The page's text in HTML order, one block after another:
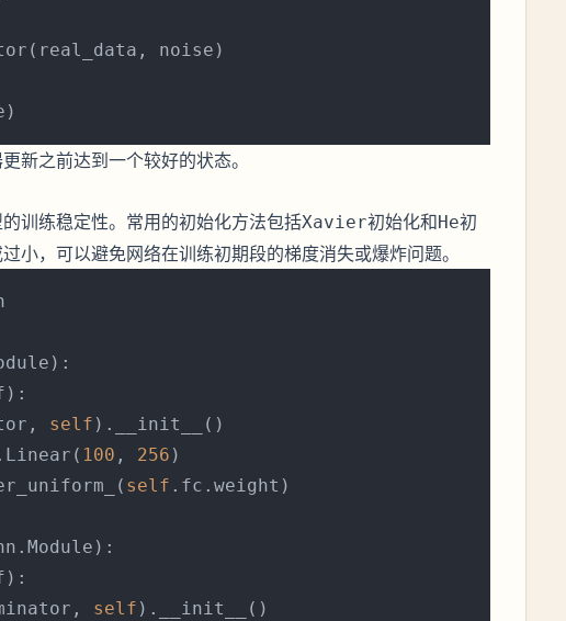
新之前达到一个较好的状态。
训练稳定性。常用的初始化方法包括Xavier初始化和He初
小，可以避免网络在训练初期段的梯度消失或爆炸问题。
):
self ).__init__()
100 , 256 )
self .fc.weight)
):
self ).__init__()